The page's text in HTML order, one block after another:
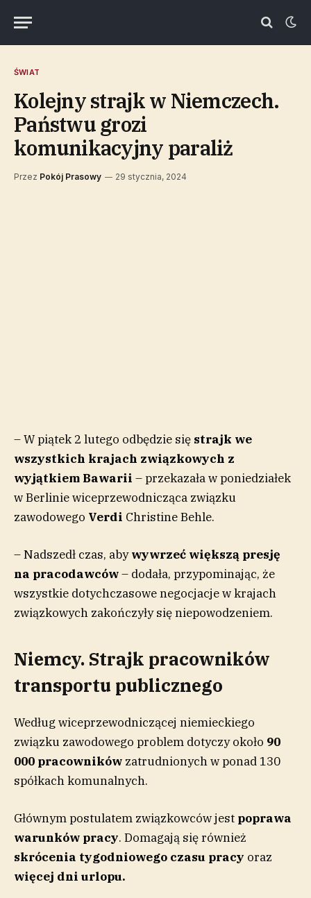
ŚWIAT
Kolejny strajk w Niemczech.
Państwu grozi
komunikacyjny paraliż
Przez Pokój Prasowy 29 stycznia, 2024
– W piątek 2 lutego odbędzie się strajk we
wszystkich krajach związkowych z
wyjątkiem Bawarii – przekazała w poniedziałek
w Berlinie wiceprzewodnicząca związku
zawodowego Verdi Christine Behle.
– Nadszedł czas, abywywrzeć większą presję
na pracodawców– dodała, przypominając, że
wszystkie dotychczasowe negocjacje w krajach
związkowych zakończyły się niepowodzeniem.
Niemcy. Strajk pracowników
transportu publicznego
Według wiceprzewodniczącej niemieckiego
związku zawodowego problem dotyczy około 90
000 pracowników zatrudnionych w ponad 130
spółkach komunalnych.
Głównym postulatem związkowców jest poprawa
warunków pracy. Domagają się również
skrócenia tygodniowego czasu pracy oraz
więcej dni urlopu.